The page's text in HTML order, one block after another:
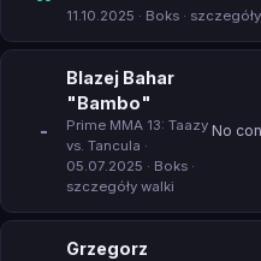
11.10.2025 · Boks ·
-
Blazej Bahar
"Bambo"
Prime MMA 13: Taazy
vs. Tancula ·
05.07.2025 · Boks ·
szczegóły walki
No
Grzegorz